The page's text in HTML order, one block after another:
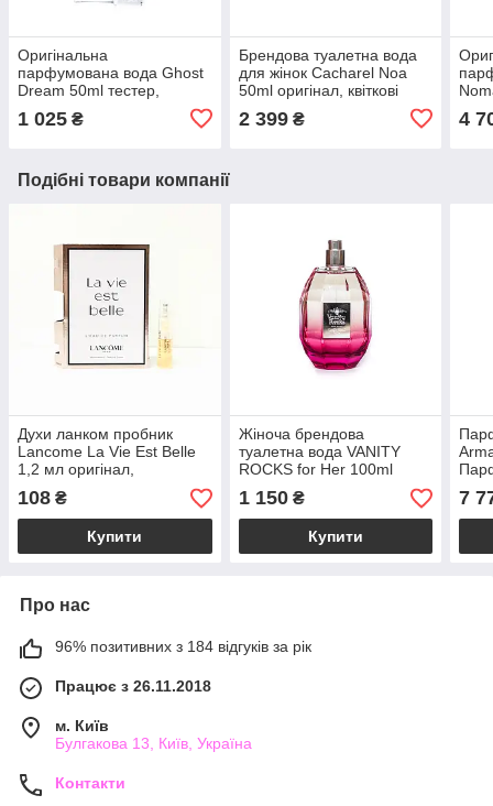
Оригінальна
парфумована вода Ghost
Dream 50ml тестер,
східно-квітковий пудровий
аромат для жінок
1 025 ₴
Брендова туалетна вода
для жінок Cacharel Noa
50ml оригінал, квіткові
парфуми
2 399₴ 4
Подібні товари компанії
Духи ланком пробник
Lancome La Vie Est Belle
1,2 мл оригінал,
популярний жіночий
квітково-фруктовий
аромат
108 ₴
Купити
Жіноча брендова
туалетна вода VANITY
ROCKS for Her 100ml
тестер оригінал, квітково-
деревний аромат
1 150₴
Купити
7
Про нас
96% позитивних з 184 відгуків за рік
Працює з 26.11.2018
м. Київ
Булгакова 13, Київ, Україна
Контакти